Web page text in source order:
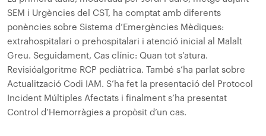
SEM i Urgències del CST, ha comptat amb diferents
ponències sobre Sistema d’Emergències Mèdiques:
extrahospitalari o prehospitalari i atenció inicial al Malalt
Greu. Seguidament, Cas clínic: Quan tot s’atura.
Revisióalgoritme RCP pediàtrica. També s’ha parlat sobre
Actualització Codi IAM. S’ha fet la presentació del Protocol
Incident Múltiples Afectats i finalment s’ha presentat
Control d’Hemorràgies a propòsit d’un cas.